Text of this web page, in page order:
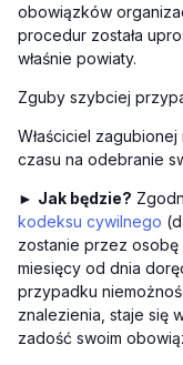
obowiązków
procedur została
właśnie powiaty.
Zguby szybciej
Właściciel zagubionej
czasu na odebranie
► Jak będzie?
kodeksu cywilnego
zostanie przez
miesięcy od dnia
przypadku
znalezienia, staje się
zadość swoim